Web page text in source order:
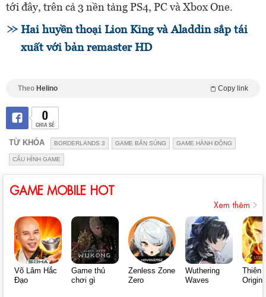
tới đây, trên cả 3 nền tảng PS4, PC và Xbox One.
Hai huyền thoại Lion King và Aladdin sắp tái
xuất với bản remaster HD
Theo Helino Copy link
0
CHIA SẺ
TỪ KHÓA BORDERLANDS 3 GAME BẮN SÚNG GAME HÀNH ĐỘNG
CẤU HÌNH GAME
GAME MOBILE HOT
Xem thêm
Võ Lâm Hắc
Đạo
Game thủ
chơi gì
Zenless Zone
Zero
Wuthering
Waves
Thiên
Origin